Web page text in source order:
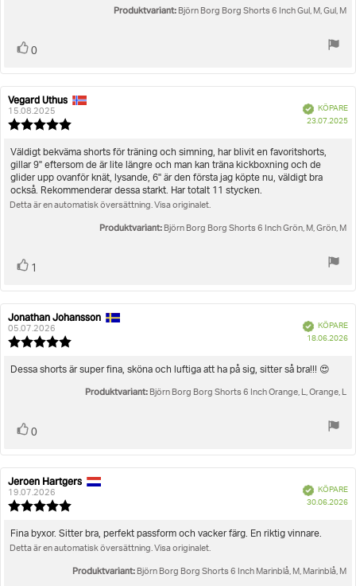
Produktvariant: Björn Borg Borg Shorts 6 Inch Gul, M, Gul, M
Rösta
0
Recensionsförfattare:
Vegard Uthus
15.08.2025
utav
5
stjärnor
BekräftadKÖPARE
23.07.2025
Recensionstext:
Väldigt bekväma shorts för träning och simning, har blivit en favoritshorts,
gillar 9" eftersom de är lite längre och man kan träna kickboxning och de
glider upp ovanför knät, lysande, 6" är den första jag köpte nu, väldigt bra
också. Rekommenderar dessa starkt. Har totalt 11 stycken.
Detta är en automatisk översättning. Visa originalet.
Produktvariant: Björn Borg Borg Shorts 6 Inch Grön, M, Grön, M
Rösta
1
Recensionsförfattare:
Jonathan Johansson
05.07.2026
utav
stjärnor
BekräftadKÖPARE
18.06.2026
Recensionstext:
Dessa shorts är super fina, sköna och luftiga att ha på sig, sitter så bra!!! 😍
Produktvariant: Björn Borg Borg Shorts 6 Inch Orange, L, Orange, L
Rösta
0
Recensionsförfattare:
Jeroen Hartgers
19.07.2026
utav
BekräftadKÖPARE
30.06.2026
Recensionstext:
Fina byxor. Sitter bra, perfekt passform och vacker färg. En riktig vinnare.
Detta är en automatisk översättning. Visa originalet.
Produktvariant: Björn Borg Borg Shorts 6 Inch Marinblå, M, Marinblå, M